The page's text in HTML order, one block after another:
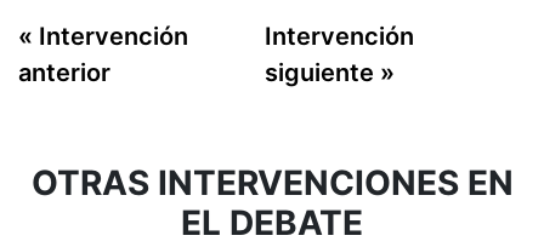
« Intervención
anterior
Intervención
siguiente »
OTRAS INTERVENCIONES EN
EL DEBATE